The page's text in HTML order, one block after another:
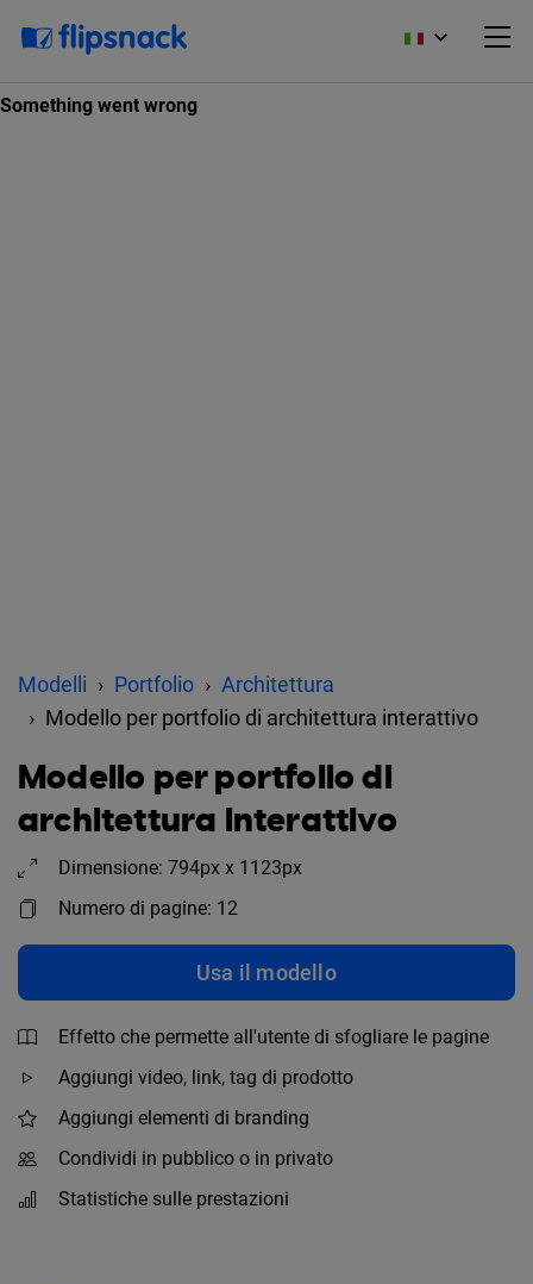
Modelli Portfolio
Architettura
Modello per portfolio di architettura interattivo
Modello per portfolio di
architettura interattivo
Dimensione: 794px x 1123px
Numero di pagine: 12
Usa il modello
Effetto che permette all'utente di sfogliare le pagine
Aggiungi video, link, tag di prodotto
Aggiungi elementi di branding
Condividi in pubblico o in privato
Statistiche sulle prestazioni